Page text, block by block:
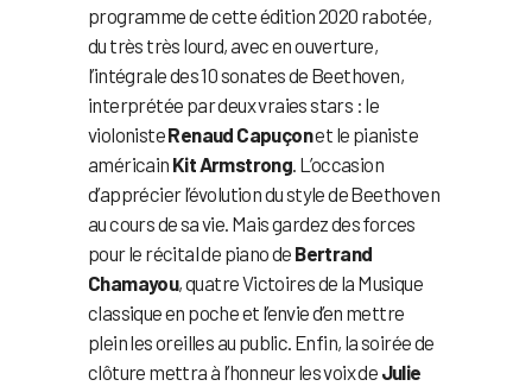
programme de cette édition 2020 rabotée,
du très très lourd, avec en ouverture,
l’intégrale des 10 sonates de Beethoven,
interprétée par deux vraies stars : le
violonisteRenaud Capuçonet le pianiste
américain Kit Armstrong. L’occasion
d’apprécier l’évolution du style de Beethoven
au cours de sa vie. Mais gardez des forces
pour le récital de piano de Bertrand
Chamayou, quatre Victoires de la Musique
classique en poche et l’envie d’en mettre
plein les oreilles au public. Enfin, la soirée de
clôture mettra à l’honneur les voix de Julie